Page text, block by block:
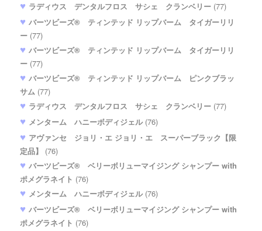
ラディウス デンタルフロス サシェ クランベリー (77)
バーツビーズ® ティンテッド リップバーム タイガーリリ
ー (77)
バーツビーズ® ティンテッド リップバーム タイガーリリ
ー (77)
バーツビーズ® ティンテッド リップバーム ピンクブラッ
サム (77)
ラディウス デンタルフロス サシェ クランベリー (77)
メンターム ハニーボディジェル(76)
アヴァンセ ジョリ・エ ジョリ・エ スーパーブラック【限
定品】
(76)
バーツビーズ® ベリーボリューマイジング シャンプー with
ポメグラネイト (76)
メンターム ハニーボディジェル(76)
バーツビーズ® ベリーボリューマイジング シャンプー with
ポメグラネイト (76)